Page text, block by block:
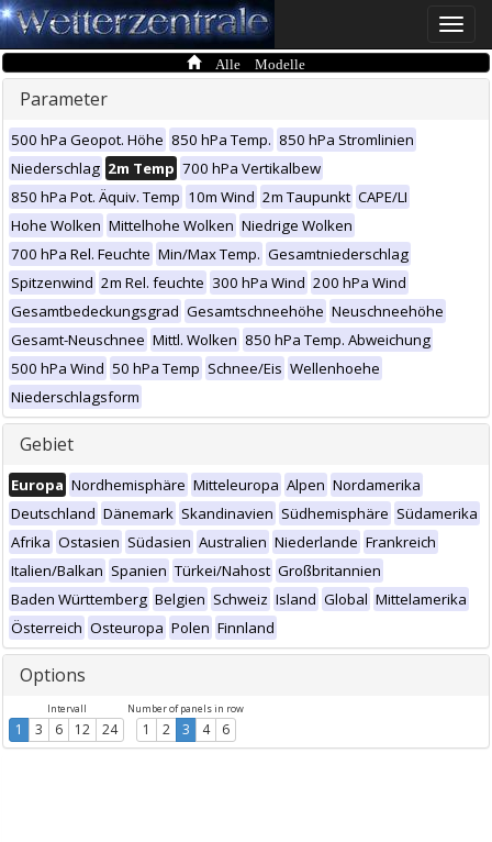
Toggle
Alle Modelle
Parameter
500 hPa Geopot. Höhe 850 hPa Temp. 850 hPa Stromlinien
Niederschlag 2m Temp 700 hPa Vertikalbew
850 hPa Pot. Äquiv. Temp 10m Wind 2m Taupunkt CAPE/LI
Hohe Wolken Mittelhohe Wolken Niedrige Wolken
700 hPa Rel. Feuchte Min/Max Temp. Gesamtniederschlag
Spitzenwind 2m Rel. feuchte 300 hPa Wind 200 hPa Wind
Gesamtbedeckungsgrad Gesamtschneehöhe Neuschneehöhe
Gesamt-Neuschnee Mittl. Wolken 850 hPa Temp. Abweichung
500 hPa Wind 50 hPa Temp Schnee/Eis Wellenhoehe
Niederschlagsform
Gebiet
Europa Nordhemisphäre Mitteleuropa Alpen Nordamerika
Deutschland Dänemark Skandinavien Südhemisphäre Südamerika
Afrika Ostasien Südasien Australien Niederlande Frankreich
Italien/Balkan Spanien Türkei/Nahost Großbritannien
Baden Württemberg Belgien Schweiz Island Global Mittelamerika
Österreich Osteuropa Polen Finnland
Options
Intervall
1 3 6 12 24
Number of panels in row
1 2 3 4 6